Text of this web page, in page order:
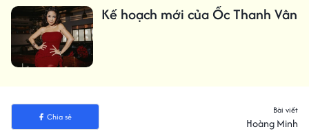
Kế hoạch mới của Ốc Thanh Vân
Chia sẻ
Bài viết
Hoàng Minh